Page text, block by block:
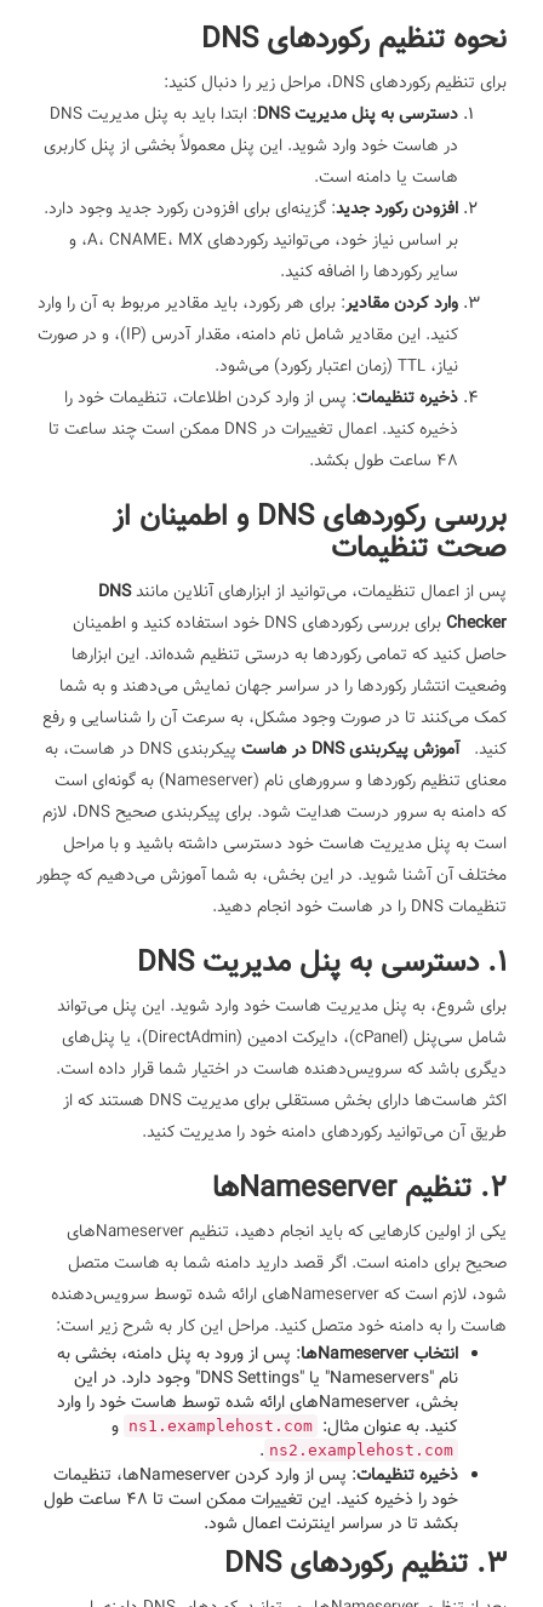
نحوه تنظیم رکوردهای DNS
برای تنظیم رکوردهای DNS، مراحل زیر را دنبال کنید:
دسترسی به پنل مدیریت DNS
: ابتدا باید به پنل مدیریت DNS
در هاست خود وارد شوید. این پنل معمولاً بخشی از پنل کاربری
هاست یا دامنه است.
افزودن رکورد جدید: گزینه‌ای برای افزودن رکورد جدید وجود دارد.
بر اساس نیاز خود، می‌توانید رکوردهای A، CNAME، MX، و
سایر رکوردها را اضافه کنید.
وارد کردن مقادیر: برای هر رکورد، باید مقادیر مربوط به آن را وارد
کنید. این مقادیر شامل نام دامنه، مقدار آدرس (IP)، و در صورت
نیاز، TTL (زمان اعتبار رکورد) می‌شود.
ذخیره تنظیمات: پس از وارد کردن اطلاعات، تنظیمات خود را
ذخیره کنید. اعمال تغییرات در DNS ممکن است چند ساعت تا
48 ساعت طول بکشد.
بررسی رکوردهای DNS و اطمینان از
صحت تنظیمات
پس از اعمال تنظیمات، می‌توانید از ابزارهای آنلاین مانندDNS
Checker
برای بررسی رکوردهای DNS خود استفاده کنید و اطمینان
حاصل کنید که تمامی رکوردها به درستی تنظیم شده‌اند. این ابزارها
وضعیت انتشار رکوردها را در سراسر جهان نمایش می‌دهند و به شما
کمک می‌کنند تا در صورت وجود مشکل، به سرعت آن را شناسایی و رفع
کنید. آموزش پیکربندی DNS در هاست
پیکربندی DNS در هاست، به
معنای تنظیم رکوردها و سرورهای نام (Nameserver) به گونه‌ای است
که دامنه به سرور درست هدایت شود. برای پیکربندی صحیح DNS، لازم
است به پنل مدیریت هاست خود دسترسی داشته باشید و با مراحل
مختلف آن آشنا شوید. در این بخش، به شما آموزش می‌دهیم که چطور
تنظیمات DNS را در هاست خود انجام دهید.
1. دسترسی به پنل مدیریت DNS
برای شروع، به پنل مدیریت هاست خود وارد شوید. این پنل می‌تواند
شامل سی‌پنل (cPanel)، دایرکت ادمین (DirectAdmin)، یا پنل‌های
دیگری باشد که سرویس‌دهنده هاست در اختیار شما قرار داده است.
اکثر هاست‌ها دارای بخش مستقلی برای مدیریت DNS هستند که از
طریق آن می‌توانید رکوردهای دامنه خود را مدیریت کنید.
2. تنظیم Nameserverها
یکی از اولین کارهایی که باید انجام دهید، تنظیم Nameserverهای
صحیح برای دامنه است. اگر قصد دارید دامنه شما به هاست متصل
شود، لازم است که Nameserverهای ارائه شده توسط سرویس‌دهنده
هاست را به دامنه خود متصل کنید. مراحل این کار به شرح زیر است:
انتخاب Nameserverها
: پس از ورود به پنل دامنه، بخشی به
نام "Nameservers" یا "DNS Settings" وجود دارد. در این
بخش، Nameserverهای ارائه شده توسط هاست خود را وارد
کنید. به عنوان مثال: ns1.examplehost.com و
ns2.examplehost.com
.
ذخیره تنظیمات
: پس از وارد کردن Nameserverها، تنظیمات
خود را ذخیره کنید. این تغییرات ممکن است تا 48 ساعت طول
بکشد تا در سراسر اینترنت اعمال شود.
3. تنظیم رکوردهای DNS